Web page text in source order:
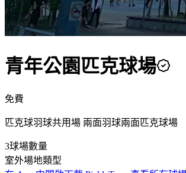
青年公園匹克球場
免費
匹克球羽球共用場 兩面羽球兩面匹克球場
3球場數量
室外場地類型